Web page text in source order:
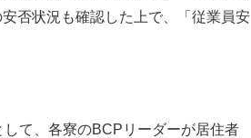
否状況も確認した上で、「従業員安
て、各寮のBCPリーダーが居住者